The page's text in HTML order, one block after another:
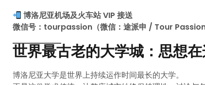
博洛尼亚机场及火车站 VIP 接送
微信号：tourpassion（微信：途派申 / Tour Passion
世界最古老的大学城：思想
博洛尼亚大学是世界上持续运作时间最长的大学。